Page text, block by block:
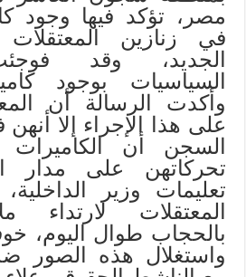
مصر، تؤكد فيها وجود
في زنازين
الجديد، وقد
السياسيات بوجود
وأكدت الرسالة أن
على هذا الإجراء إلا
السجن أن
تحركاتهن على مدار
تعليمات وزير
المعتقلات لارتداء
بالحجاب طوال اليوم،
واستغلال هذه الصور